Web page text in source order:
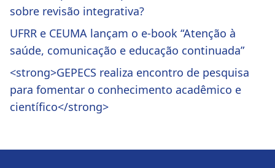
sobre revisão integrativa?
UFRR e CEUMA lançam o e-book “Atenção à
saúde, comunicação e educação continuada”
<strong>GEPECS realiza encontro de pesquisa
para fomentar o conhecimento acadêmico e
científico</strong>